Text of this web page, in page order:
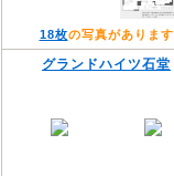
18枚の写真があります
グランドハイツ石堂